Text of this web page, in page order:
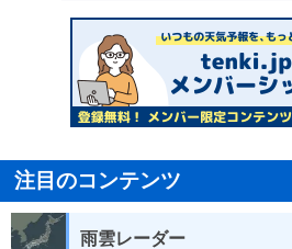
注目のコンテンツ
雨雲レーダー